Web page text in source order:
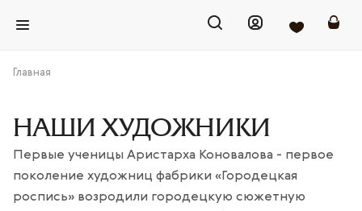
Главная
НАШИ ХУДОЖНИКИ
Первые ученицы Аристарха Коновалова - первое
поколение художниц фабрики «Городецкая
роспись» возродили городецкую сюжетную